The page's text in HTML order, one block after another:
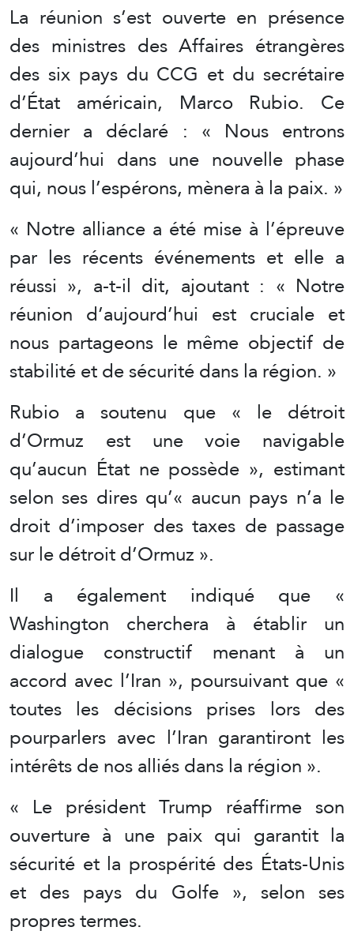
La réunion s’est ouverte en présence
des ministres des Affaires étrangères
des six pays du CCG et du secrétaire
d’État américain, Marco Rubio. Ce
dernier a déclaré : « Nous entrons
aujourd’hui dans une nouvelle phase
qui, nous l’espérons, mènera à la paix. »
« Notre alliance a été mise à l’épreuve
par les récents événements et elle a
réussi », a-t-il dit, ajoutant : « Notre
réunion d’aujourd’hui est cruciale et
nous partageons le même objectif de
stabilité et de sécurité dans la région. »
Rubio a soutenu que « le détroit
d’Ormuz est une voie navigable
qu’aucun État ne possède », estimant
selon ses dires qu’« aucun pays n’a le
droit d’imposer des taxes de passage
sur le détroit d’Ormuz ».
Il a également indiqué que «
Washington cherchera à établir un
dialogue constructif menant à un
accord avec l’Iran », poursuivant que «
toutes les décisions prises lors des
pourparlers avec l’Iran garantiront les
intérêts de nos alliés dans la région ».
« Le président Trump réaffirme son
ouverture à une paix qui garantit la
sécurité et la prospérité des États-Unis
et des pays du Golfe », selon ses
propres termes.